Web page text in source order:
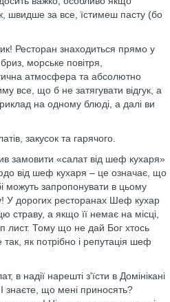
швидше за все, їстимеш пасту (бо
Ресторан знаходиться прямо у
морське повітря,
атмосфера та абсолютно
все, що б не затягувати відгук, а
на одному блюді, а далі ви
закусок та гарячого.
замовити «салат від шеф кухаря»
від шеф кухаря – це означає, що
можуть запропонувати в цьому
У дорогих ресторанах Шеф кухар
страву, а якщо її немає на місці,
лист. Тому що не дай Бог хтось
як потрібно і репутація шеф
в надії нарешті з'їсти в Домінікані
знаєте, що мені приносять?